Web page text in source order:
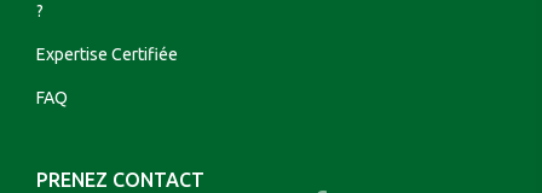
?
Expertise Certifiée
FAQ
PRENEZ CONTACT